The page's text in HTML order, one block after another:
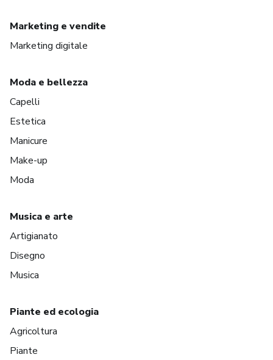
Marketing e vendite
Marketing digitale
Moda e bellezza
Capelli
Estetica
Manicure
Make-up
Moda
Musica e arte
Artigianato
Disegno
Musica
Piante ed ecologia
Agricoltura
Piante